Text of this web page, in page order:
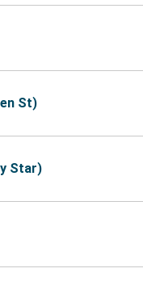
St)
Star)